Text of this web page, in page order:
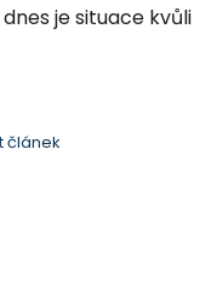
je situace kvůli
článek